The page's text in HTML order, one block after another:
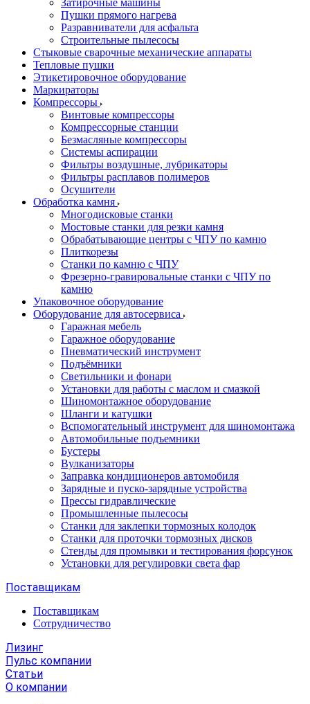
Затирочные машины
Пушки прямого нагрева
Разравниватели для асфальта
Строительные пылесосы
Стыковые сварочные механические аппараты
Тепловые пушки
Этикетировочное оборудование
Маркираторы
Компрессоры
Винтовые компрессоры
Компрессорные станции
Безмасляные компрессоры
Системы аспирации
Фильтры воздушные, лубрикаторы
Фильтры расплавов полимеров
Осушители
Обработка камня
Многодисковые станки
Мостовые станки для резки камня
Обрабатывающие центры с ЧПУ по камню
Плиткорезы
Станки по камню с ЧПУ
Фрезерно-гравировальные станки с ЧПУ по
камню
Упаковочное оборудование
Оборудование для автосервиса
Гаражная мебель
Гаражное оборудование
Пневматический инструмент
Подъёмники
Светильники и фонари
Установки для работы с маслом и смазкой
Шиномонтажное оборудование
Шланги и катушки
Вспомогательный инструмент для шиномонтажа
Автомобильные подъемники
Бустеры
Вулканизаторы
Заправка кондиционеров автомобиля
Зарядные и пуско-зарядные устройства
Прессы гидравлические
Промышленные пылесосы
Станки для заклепки тормозных колодок
Станки для проточки тормозных дисков
Стенды для промывки и тестирования форсунок
Установки для регулировки света фар
Поставщикам
Поставщикам
Сотрудничество
Лизинг
Пульс компании
Статьи
О компании